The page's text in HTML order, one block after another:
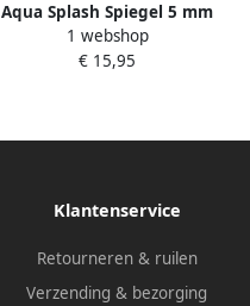
Aqua Splash Spiegel 5 mm
Rond 30 cm
1 webshop
€ 15,95
Klantenservice
Retourneren & ruilen
Verzending & bezorging